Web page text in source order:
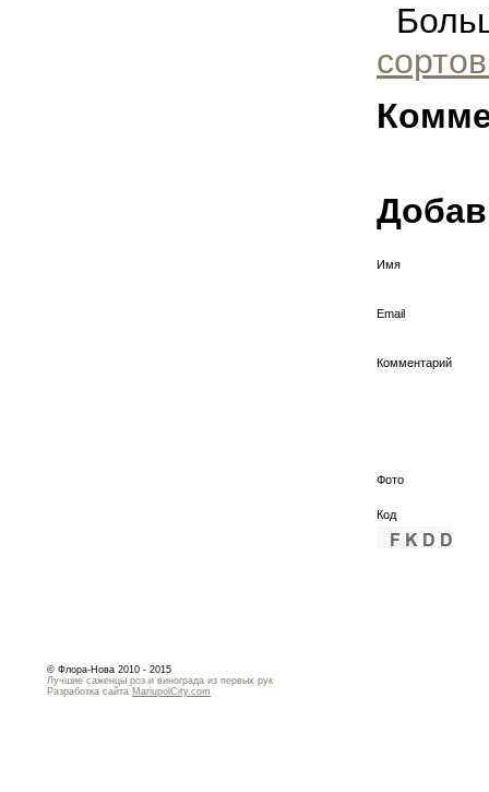
Имя
Email
Комментарий
Фото
Код
© Флора-Нова 2010 - 2015
Лучшие саженцы роз и винограда из первых рук
Разработка сайта MariupolCity.com